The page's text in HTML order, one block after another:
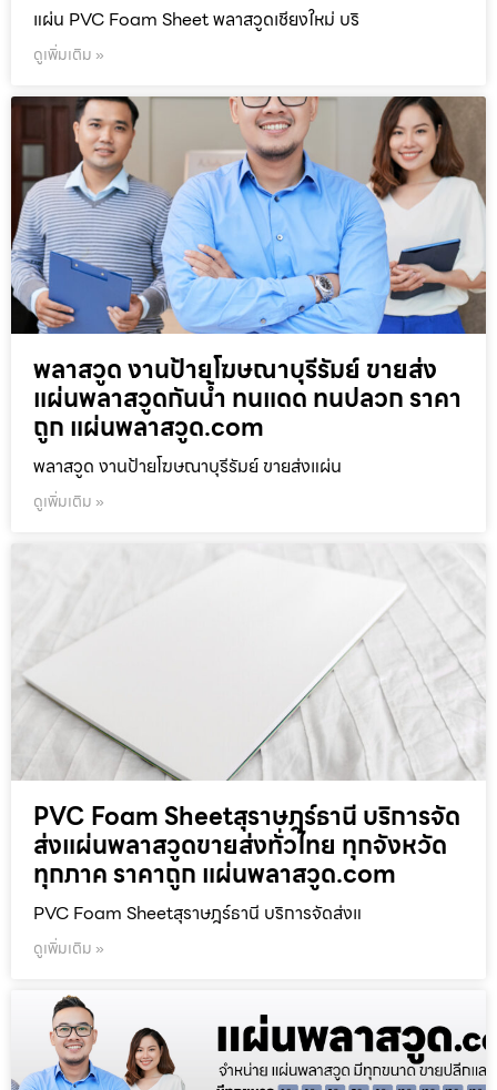
แผ่น PVC Foam Sheet พลาสวูดเชียงใหม่ บริ
ดูเพิ่มเติม »
พลาสวูด งานป้ายโฆษณาบุรีรัมย์ ขายส่ง
แผ่นพลาสวูดกันน้ำ ทนแดด ทนปลวก ราคา
ถูก แผ่นพลาสวูด.com
พลาสวูด งานป้ายโฆษณาบุรีรัมย์ ขายส่งแผ่น
ดูเพิ่มเติม »
PVC Foam Sheetสุราษฎร์ธานี บริการจัด
ส่งแผ่นพลาสวูดขายส่งทั่วไทย ทุกจังหวัด
ทุกภาค ราคาถูก แผ่นพลาสวูด.com
PVC Foam Sheetสุราษฎร์ธานี บริการจัดส่งแ
ดูเพิ่มเติม »